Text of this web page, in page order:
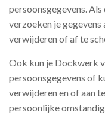
persoonsgegevens.
verzoeken je gegevens
verwijderen of af te
Ook kun je Dockwerk
persoonsgegevens of
verwijderen en of aan
persoonlijke